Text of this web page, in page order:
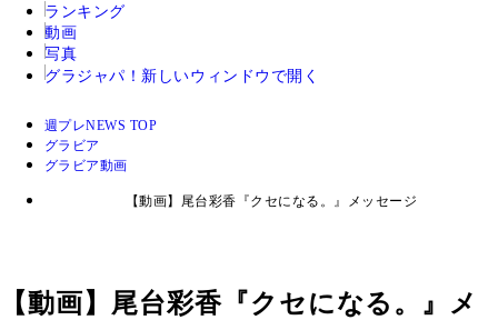
ランキング
動画
写真
グラジャパ！ 新しいウィンドウで開く
週プレNEWS TOP
グラビア
グラビア動画
【動画】尾台彩香『クセになる。』メッセージ
【動画】尾台彩香『クセになる。』メ